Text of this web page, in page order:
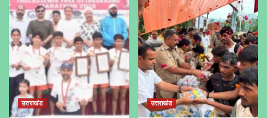
उत्तराखंड उत्तराखंड